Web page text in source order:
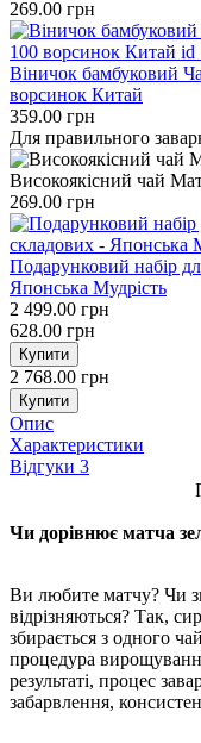
269.00 грн
Віничок бамбуковий
ворсинок Китай
359.00 грн
Для правильного
Високоякісний чай
269.00 грн
Подарунковий набір
Японська Мудрість
2 499.00 грн
628.00 грн
Купити
2 768.00 грн
Купити
Опис
Характеристики
Відгуки 3
Чи дорівнює матча
Ви любите матчу? Чи
відрізняються? Так,
збирається з одного
процедура
результаті, процес
забарвлення,